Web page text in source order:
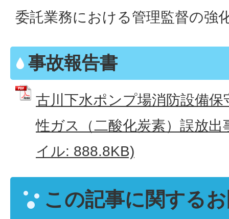
委託業務における管理監督の強
事故報告書
古川下水ポンプ場消防設備
性ガス（二酸化炭素）誤放
イル: 888.8KB)
この記事に関する